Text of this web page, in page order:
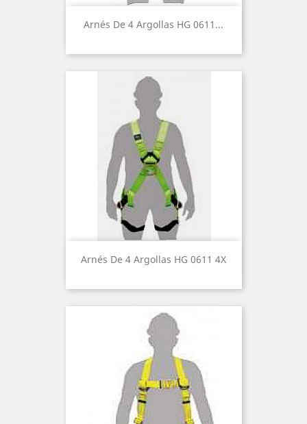
Arnés De 4 Argollas HG 0611...
Arnés De 4 Argollas HG 0611 4X